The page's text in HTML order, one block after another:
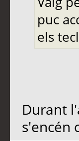
puc
els
Durant
s'encén